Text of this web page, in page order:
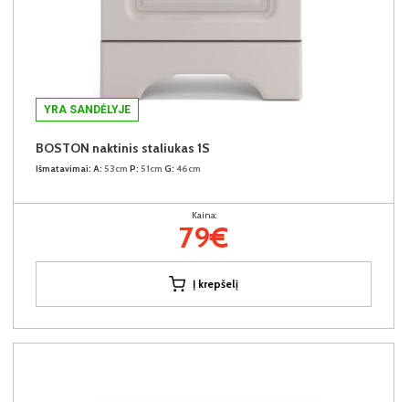
YRA SANDĖLYJE
BOSTON naktinis staliukas 1S
Išmatavimai: A: 53cm P: 51cm G: 46cm
Kaina:
79€
Į krepšelį